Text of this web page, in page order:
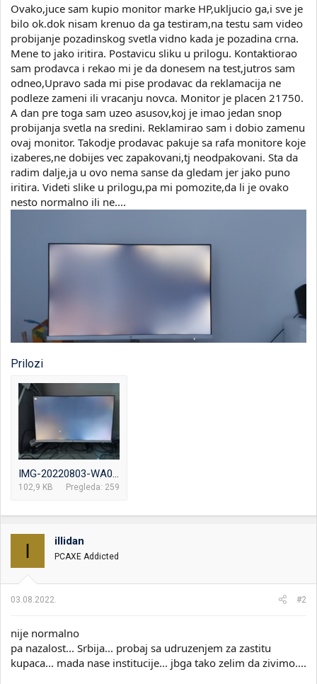
m
e
t
a
a
Ovako,juce sam kupio monitor marke HP,ukljucio ga,i sve je
bilo ok.dok nisam krenuo da ga testiram,na testu sam video
probijanje pozadinskog svetla vidno kada je pozadina crna.
Mene to jako iritira. Postavicu sliku u prilogu. Kontaktiorao
sam prodavca i rekao mi je da donesem na test,jutros sam
odneo,Upravo sada mi pise prodavac da reklamacija ne
podleze zameni ili vracanju novca. Monitor je placen 21750.
A dan pre toga sam uzeo asusov,koj je imao jedan snop
probijanja svetla na sredini. Reklamirao sam i dobio zamenu
ovaj monitor. Takodje prodavac pakuje sa rafa monitore koje
izaberes,ne dobijes vec zapakovani,tj neodpakovani. Sta da
radim dalje,ja u ovo nema sanse da gledam jer jako puno
iritira. Videti slike u prilogu,pa mi pomozite,da li je ovako
nesto normalno ili ne....
Prilozi
102,9 KB Pregleda: 259
I illidan
PCAXE Addicted
03.08.2022. #2
nije normalno
pa nazalost... Srbija... probaj sa udruzenjem za zastitu
kupaca... mada nase institucije... jbga tako zelim da zivimo....